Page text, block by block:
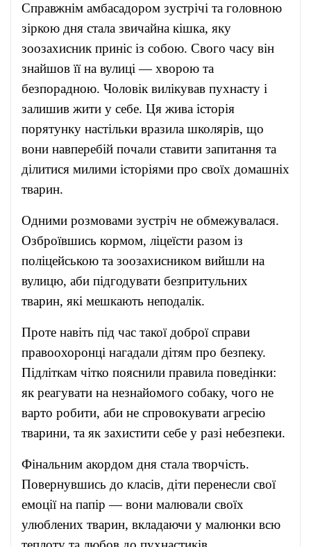
Справжнім амбасадором зустрічі та головною
зіркою дня стала звичайна кішка, яку
зоозахисник приніс із собою. Свого часу він
знайшов її на вулиці — хворою та
безпорадною. Чоловік вилікував пухнасту і
залишив жити у себе. Ця жива історія
порятунку настільки вразила школярів, що
вони навперебій почали ставити запитання та
ділитися милими історіями про своїх домашніх
тварин.
Одними розмовами зустріч не обмежувалася.
Озброївшись кормом, ліцеїсти разом із
поліцейською та зоозахисником вийшли на
вулицю, аби підгодувати безпритульних
тварин, які мешкають неподалік.
Проте навіть під час такої доброї справи
правоохоронці нагадали дітям про безпеку.
Підліткам чітко пояснили правила поведінки:
як реагувати на незнайомого собаку, чого не
варто робити, аби не спровокувати агресію
тварини, та як захистити себе у разі небезпеки.
Фінальним акордом дня стала творчість.
Повернувшись до класів, діти перенесли свої
емоції на папір — вони малювали своїх
улюблених тварин, вкладаючи у малюнки всю